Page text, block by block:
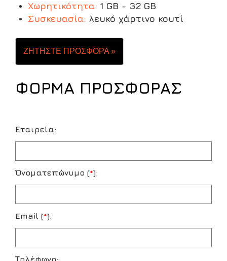
Χωρητικότητα: 1 GB - 32 GB
Συσκευασία: λευκό χάρτινο κουτί
ΖΗΤΗΣΤΕ ΠΡΟΣΦΟΡΑ »
ΦΟΡΜΑ ΠΡΟΣΦΟΡΑΣ
Εταιρεία:
Όνοματεπώνυμο (*):
Email (*):
Τηλέφωνο: